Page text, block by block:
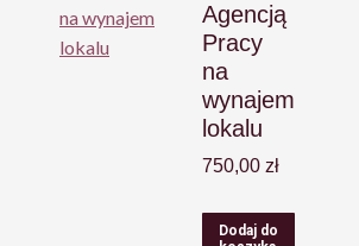
Agencją
Pracy
na
wynajem
lokalu
750,00 zł
Dodaj do